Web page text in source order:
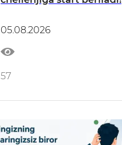
05.08.2026
57